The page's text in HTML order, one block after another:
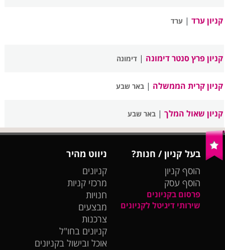
קניון ערד | ערד
קניון פרץ סנטר דימונה |דימונה
קניון קרית הממשלה |באר שבע
קניון שאול המלך |באר שבע
בעל קניון / חנות?
הוסף קניון
הוסף עסק
פרסום בקניונים
שירותי דיגיטל לקניונים
ניווט מהיר
קניונים
מרכזי קניות
חנויות
מבצעים
צרכנות
קניונים בחו"ל
אוכל ובישול בקניונים